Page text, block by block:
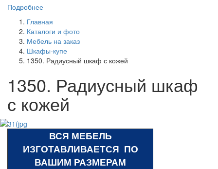
Подробнее
Главная
Каталоги и фото
Мебель на заказ
Шкафы-купе
1350. Радиусный шкаф с кожей
1350. Радиусный шкаф
с кожей
ВСЯ МЕБЕЛЬ
ИЗГОТАВЛИВАЕТСЯ ПО
ВАШИМ РАЗМЕРАМ